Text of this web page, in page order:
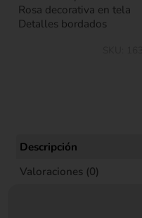
Rosa decorativa en tela
Detalles bordados
Descripción
Valoraciones (0)